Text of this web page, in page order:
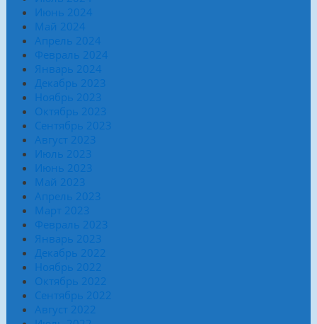
Июнь 2024
Май 2024
Апрель 2024
Февраль 2024
Январь 2024
Декабрь 2023
Ноябрь 2023
Октябрь 2023
Сентябрь 2023
Август 2023
Июль 2023
Июнь 2023
Май 2023
Апрель 2023
Март 2023
Февраль 2023
Январь 2023
Декабрь 2022
Ноябрь 2022
Октябрь 2022
Сентябрь 2022
Август 2022